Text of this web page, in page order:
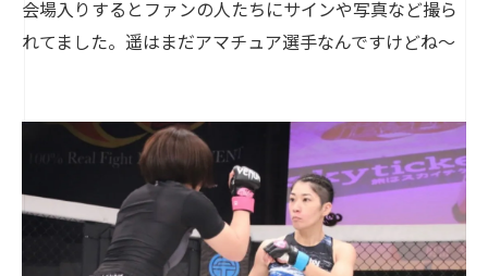
会場入りするとファンの人たちにサインや写真など撮ら
れてました。遥はまだアマチュア選手なんですけどね～